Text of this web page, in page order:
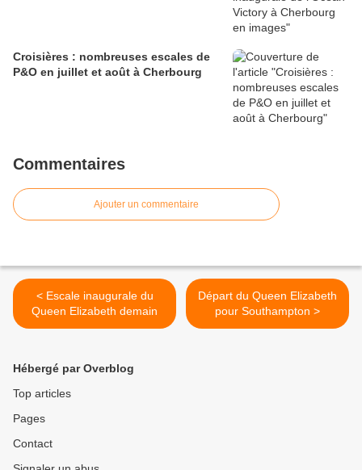
Croisières : nombreuses escales de
P&O en juillet et août à Cherbourg
Commentaires
Ajouter un commentaire
< Escale inaugurale du
Queen Elizabeth demain
Départ du Queen Elizabeth
pour Southampton >
Hébergé par Overblog
Top articles
Pages
Contact